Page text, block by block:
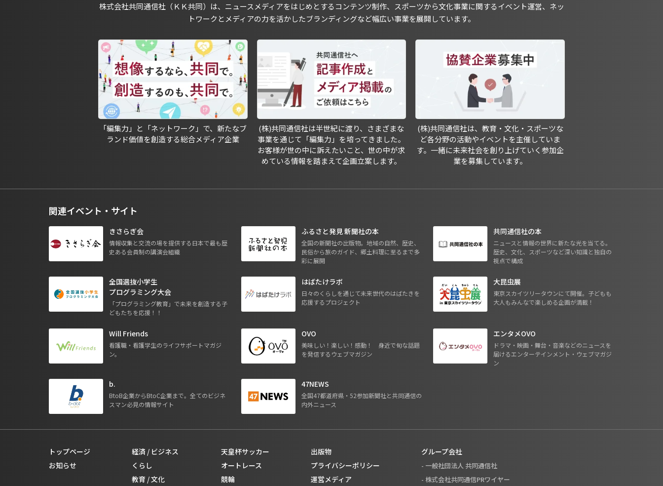
株式会社共同通信社（ＫＫ共同）は、ニュースメディアをはじめとするコンテンツ制作、スポーツから文化事業に関するイベント運営、ネッ
トワークとメディアの力を活かしたブランディングなど幅広い事業を展開しています。
「編集力」と「ネットワーク」で、新たなブ
ランド価値を創造する総合メディア企業
(株)共同通信社は半世紀に渡り、さまざまな
事業を通じて「編集力」を培ってきました。
お客様が世の中に訴えたいこと、世の中が求
めている情報を踏まえて企画立案します。
(株)共同通信社は、教育・文化・スポーツな
ど各分野の活動やイベントを主催していま
す。一緒に未来社会を創り上げていく参加企
業を募集しています。
関連イベント・サイト
きさらぎ会
情報収集と交流の場を提供する日本で最も歴
史ある会員制の講演会組織
ふるさと発見 新聞社の本
全国の新聞社の出版物。地域の自然、歴史、
民俗から旅のガイド、郷土料理に至るまで多
彩に展開
共同通信社の本
ニュースと情報の世界に新たな光を当てる。
歴史、文化、スポーツなど深い知識と独自の
視点で構成
全国選抜小学生
プログラミング大会
「プログラミング教育」で未来を創造する子
どもたちを応援！！
はばたけラボ
日々のくらしを通じて未来世代のはばたきを
応援するプロジェクト
大昆虫展
東京スカイツリータウンにて開催。子どもも
大人もみんなで楽しめる企画が満載！
Will Friends
看護職・看護学生のライフサポートマガジ
ン。
OVO
美味しい！楽しい！感動！ 身近で旬な話題
を発信するウェブマガジン
エンタメOVO
ドラマ・映画・舞台・音楽などのニュースを
届けるエンターテインメント・ウェブマガジ
ン
b.
BtoB企業からBtoC企業まで。全てのビジネ
スマン必見の情報サイト
47NEWS
全国47都道府県・52参加新聞社と共同通信の
内外ニュース
トップページ
お知らせ
経済 / ビジネス
くらし
教育 / 文化
天皇杯サッカー
オートレース
競輪
出版物
プライバシーポリシー
運営メディア
グループ会社
- 一般社団法人 共同通信社
- 株式会社共同通信PRワイヤー